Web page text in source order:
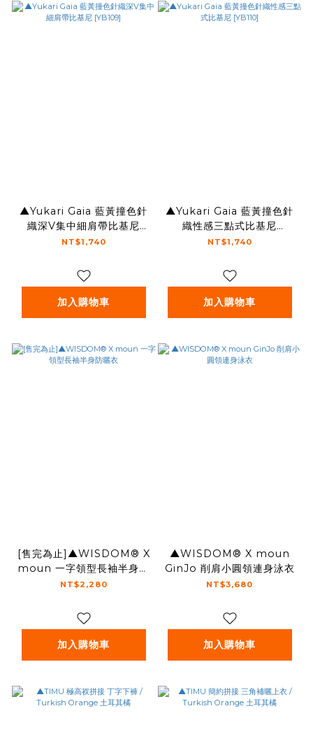
▲Yukari Gaia 藍黃撞色針
織深V集中細肩帶比基尼
[YB109]
NT$1,740
加入購物車
▲Yukari Gaia 藍黃撞色針
織性感三點式比基尼
[YB110]
NT$1,740
加入購物車
[售完為止]▲WISDOM® X
moun 一字領型長袖半身防
曬衣
NT$2,280
加入購物車
▲WISDOM® X moun
GinJo 削肩小圓領連身泳衣
NT$3,680
加入購物車